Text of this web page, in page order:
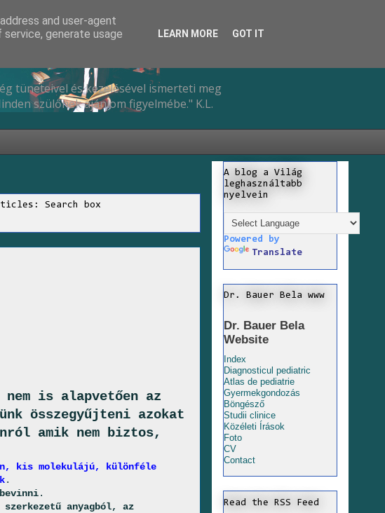
tüneteivel és kezelésével ismerteti meg
szülőnek ajánlom figyelmébe." K.L.
Search box
is alapvetően az
összegyűjteni azokat
amik nem biztos,
kis molekulájú, különféle
.
.
anyagból, az
A blog a Világ
leghasználtabb
nyelvein
Powered by
Translate
Dr. Bauer Bela www
Dr. Bauer Bela
Website
Index
Diagnosticul pediatric
Atlas de pediatrie
Gyermekgondozás
Böngésző
Studii clinice
Közéleti Írások
Foto
CV
Contact
Read the RSS Feed
and user-agent
generate usage
LEARN MORE GOT IT